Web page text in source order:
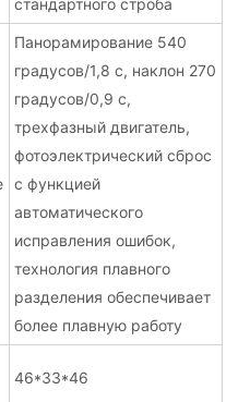
Панорамирование 540
градусов/1,8 с, наклон 270
градусов/0,9 с,
трехфазный двигатель,
фотоэлектрический сброс
с функцией
автоматического
исправления ошибок,
технология плавного
разделения обеспечивает
более плавную работу
46*33*46